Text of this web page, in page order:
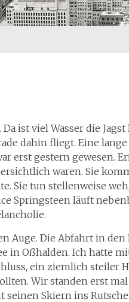
ist viel Wasser die
dahin fliegt. Eine
erst gestern gewesen.
waren. Sie
Sie tun stellenweise
Springsteen läuft
Auge. Die Abfahrt in
in Oßhalden. Ich hatte
ein ziemlich steiler
Wir standen erst
Skiern ins